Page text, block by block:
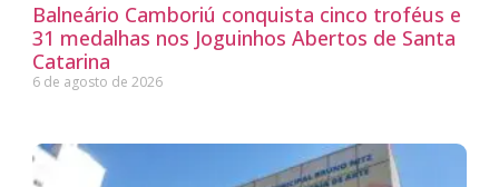
Balneário Camboriú conquista cinco troféus e
31 medalhas nos Joguinhos Abertos de Santa
Catarina
6 de agosto de 2026